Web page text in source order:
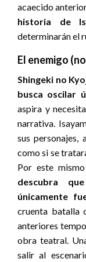
acaecido
historia de
determinarán el
El enemigo
Shingeki no
busca oscilar
aspira y
narrativa.
sus personajes,
como si se
Por este
descubra
únicamente
cruenta batalla
anteriores
obra teatral.
salir al